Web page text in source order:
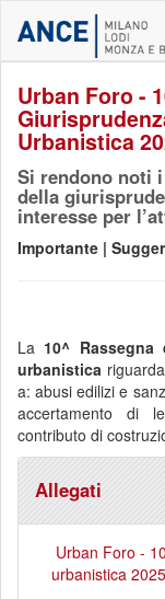
Urban Foro -
Urbanistica
Si rendono noti
della
interesse per
Importante |
La 10^
urbanistica
a: abusi edilizi e
accertamento di
contributo di
Allegati
Urban Foro -
urbanistica 2025